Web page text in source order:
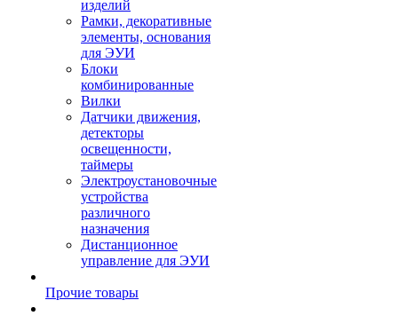
изделий
Рамки, декоративные
элементы, основания
для ЭУИ
Блоки
комбинированные
Вилки
Датчики движения,
детекторы
освещенности,
таймеры
Электроустановочные
устройства
различного
назначения
Дистанционное
управление для ЭУИ
Прочие товары